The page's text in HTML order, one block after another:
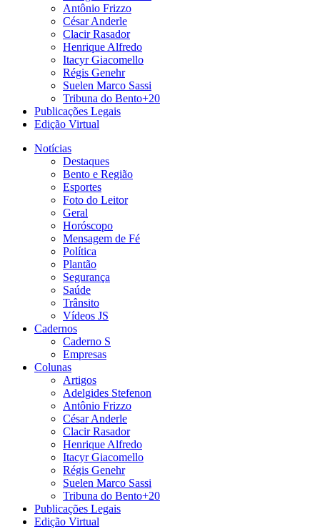
Antônio Frizzo
César Anderle
Clacir Rasador
Henrique Alfredo
Itacyr Giacomello
Régis Genehr
Suelen Marco Sassi
Tribuna do Bento+20
Publicações Legais
Edição Virtual
Notícias
Destaques
Bento e Região
Esportes
Foto do Leitor
Geral
Horóscopo
Mensagem de Fé
Política
Plantão
Segurança
Saúde
Trânsito
Vídeos JS
Cadernos
Caderno S
Empresas
Colunas
Artigos
Adelgides Stefenon
Antônio Frizzo
César Anderle
Clacir Rasador
Henrique Alfredo
Itacyr Giacomello
Régis Genehr
Suelen Marco Sassi
Tribuna do Bento+20
Publicações Legais
Edição Virtual